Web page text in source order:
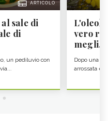
ARTICOLO
sale di
di
un pediluvio con
vero re
megli...
Dopo una
arrossata e